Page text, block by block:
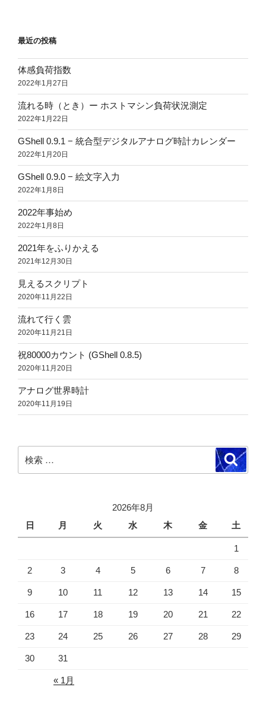
最近の投稿
体感負荷指数
2022年1月27日
流れる時（とき）ー ホストマシン負荷状況測定
2022年1月22日
GShell 0.9.1 − 統合型デジタルアナログ時計カレンダー
2022年1月20日
GShell 0.9.0 − 絵文字入力
2022年1月8日
2022年事始め
2022年1月8日
2021年をふりかえる
2021年12月30日
見えるスクリプト
2020年11月22日
流れて行く雲
2020年11月21日
祝80000カウント (GShell 0.8.5)
2020年11月20日
アナログ世界時計
2020年11月19日
索:
検
索
2026年8月
日
月 火 水 木 金 土
1
2 3 4 5 6 7 8
9 10 11 12 13 14 15
16 17 18 19 20 21 22
23 24 25 26 27 28 29
30 31
« 1月